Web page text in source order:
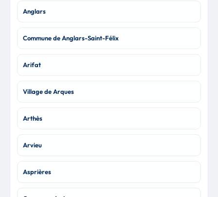
Anglars
Commune de Anglars-Saint-Félix
Arifat
Village de Arques
Arthès
Arvieu
Asprières